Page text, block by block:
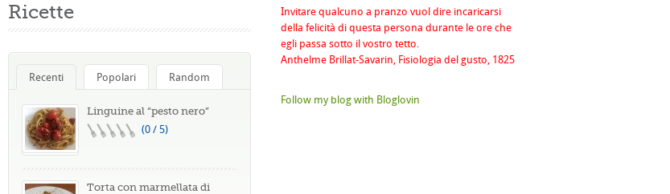
Ricette
Recenti Popolari Random
Linguine al “pesto nero”
(0 / 5)
Torta con marmellata di
Invitare qualcuno a pranzo vuol dire incaricarsi
della felicità di questa persona durante le ore che
egli passa sotto il vostro tetto.
Anthelme Brillat-Savarin, Fisiologia del gusto, 1825
Follow my blog with Bloglovin